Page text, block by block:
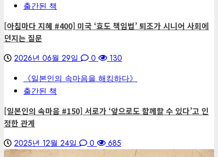
출간된 책
[아침마다 지혜 #400] 미국 ‘효도 책임법’ 퇴조가 시니어 사회에
던지는 질문
2026년 06월 29일 0
130
《일본인의 속마음을 해킹하다》
출간된 책
[일본인의 속마음 #150] 서로가 ‘앞으로도 함께할 수 있다’고 인
정한 관계
2025년 12월 24일 0 685